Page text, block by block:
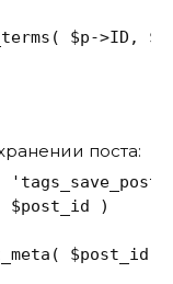
$p->ID,
поста:
$post_id )
$post_id,